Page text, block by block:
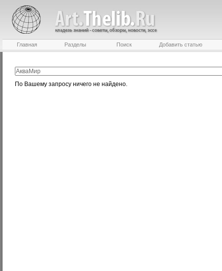
Главная Разделы Поиск Добавить статью
По Вашему запросу ничего не найдено.